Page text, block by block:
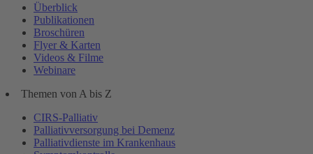
Überblick
Publikationen
Broschüren
Flyer & Karten
Videos & Filme
Webinare
Themen von A bis Z
CIRS-Palliativ
Palliativversorgung bei Demenz
Palliativdienste im Krankenhaus